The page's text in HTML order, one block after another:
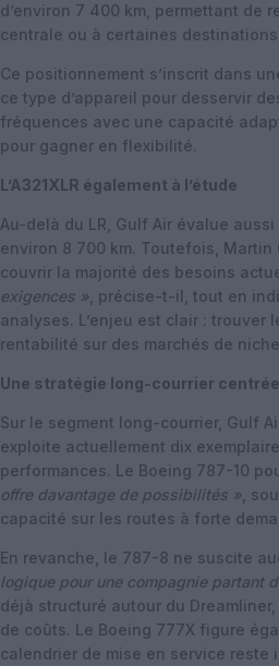
d’environ 7 400 km, permettant de
centrale ou à certaines
Ce positionnement s’inscrit dans
ce type d’appareil pour desservir
fréquences avec une capacité
pour gagner en flexibilité.
L’A321XLR également à l’étude
Au-delà du LR, Gulf Air évalue aussi
environ 8 700 km. Toutefois,
couvrir la majorité des besoins
exigences » , précise-t-il, tout en
analyses. L’enjeu est clair : trouver
rentabilité sur des marchés de
Une stratégie long-courrier
Sur le segment long-courrier, Gulf
exploite actuellement dix
performances. Le Boeing 787-10
offre davantage de possibilités » ,
capacité sur les routes à forte
En revanche, le 787-8 ne suscite
logique pour une compagnie partant
déjà structuré autour du
de coûts. Le Boeing 777X figure
calendrier de mise en service reste